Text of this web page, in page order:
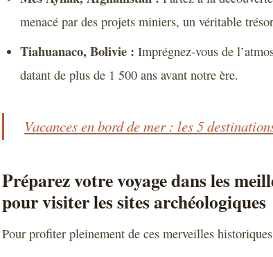
menacé par des projets miniers, un véritable
Tiahuanaco, Bolivie : Imprégnez-vous de
datant de plus de 1 500 ans avant notre ère.
Vacances en bord de mer : les 5
Préparez votre voyage dans les
pour visiter les sites archéologiques
Pour profiter pleinement de ces merveilles